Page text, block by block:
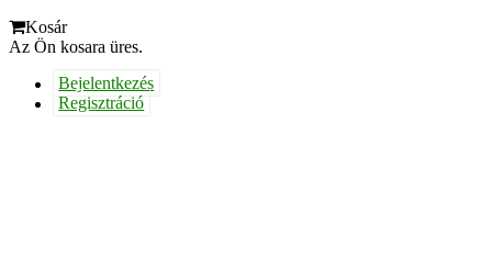
Kosár
Az Ön kosara üres.
Bejelentkezés
Regisztráció